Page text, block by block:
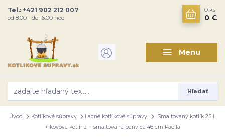
Menu
Hľadať
Tel.: +421 902 212 007
od 8:00 - do 16:00 hod
0 ks
0 €
Úvod Kotlíkové súpravy Lacné kotlíkové súpravy
Smaltovaný kotlík 25 L
+ kovová kotlina + smaltovaná panvica 46 cm Paella